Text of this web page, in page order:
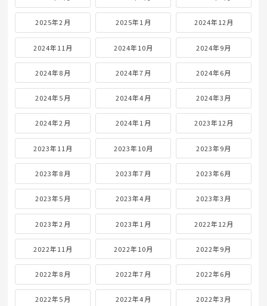
2025年2月 2025年1月 2024年12月
2024年11月 2024年10月 2024年9月
2024年8月 2024年7月 2024年6月
2024年5月 2024年4月 2024年3月
2024年2月 2024年1月 2023年12月
2023年11月 2023年10月 2023年9月
2023年8月 2023年7月 2023年6月
2023年5月 2023年4月 2023年3月
2023年2月 2023年1月 2022年12月
2022年11月 2022年10月 2022年9月
2022年8月 2022年7月 2022年6月
2022年5月 2022年4月 2022年3月